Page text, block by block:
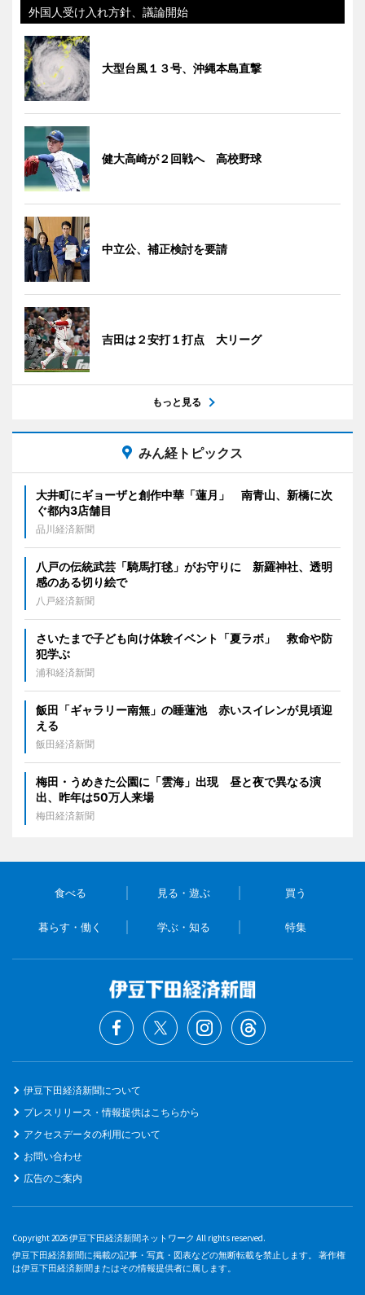
外国人受け入れ方針、議論開始
大型台風１３号、沖縄本島直撃
健大高崎が２回戦へ 高校野球
中立公、補正検討を要請
吉田は２安打１打点 大リーグ
もっと見る
みん経トピックス
大井町にギョーザと創作中華「蓮月」 南青山、新橋に次
ぐ都内3店舗目
品川経済新聞
八戸の伝統武芸「騎馬打毬」がお守りに 新羅神社、透明
感のある切り絵で
八戸経済新聞
さいたまで子ども向け体験イベント「夏ラボ」 救命や防
犯学ぶ
浦和経済新聞
飯田「ギャラリー南無」の睡蓮池 赤いスイレンが見頃迎
える
飯田経済新聞
梅田・うめきた公園に「雲海」出現 昼と夜で異なる演
出、昨年は50万人来場
梅田経済新聞
食べる 見る・遊ぶ 買う
暮らす・働く 学ぶ・知る 特集
伊豆下田経済新聞について
プレスリリース・情報提供はこちらから
アクセスデータの利用について
お問い合わせ
広告のご案内
Copyright 2026 伊豆下田経済新聞ネットワーク All rights reserved.
伊豆下田経済新聞に掲載の記事・写真・図表などの無断転載を禁止します。 著作権
は伊豆下田経済新聞またはその情報提供者に属します。